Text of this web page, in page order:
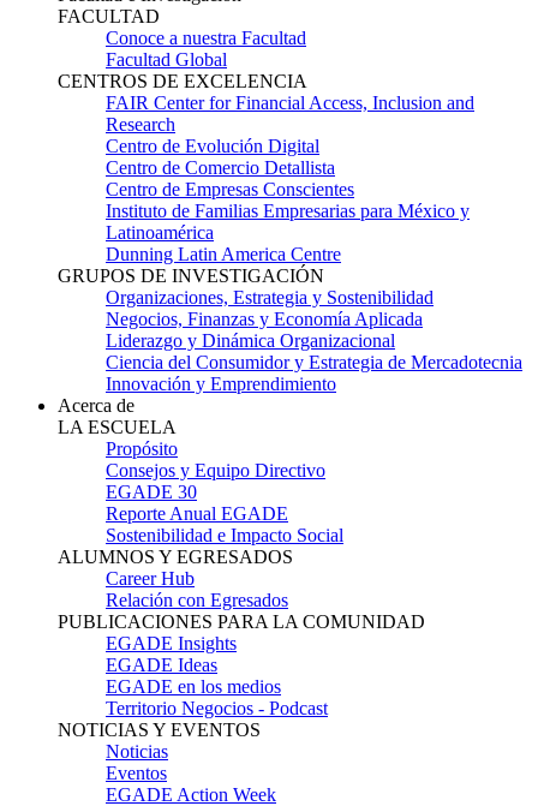
FACULTAD
Conoce a nuestra Facultad
Facultad Global
CENTROS DE EXCELENCIA
FAIR Center for Financial Access, Inclusion and
Research
Centro de Evolución Digital
Centro de Comercio Detallista
Centro de Empresas Conscientes
Instituto de Familias Empresarias para México y
Latinoamérica
Dunning Latin America Centre
GRUPOS DE INVESTIGACIÓN
Organizaciones, Estrategia y Sostenibilidad
Negocios, Finanzas y Economía Aplicada
Liderazgo y Dinámica Organizacional
Ciencia del Consumidor y Estrategia de Mercadotecnia
Innovación y Emprendimiento
Acerca de
LA ESCUELA
Propósito
Consejos y Equipo Directivo
EGADE 30
Reporte Anual EGADE
Sostenibilidad e Impacto Social
ALUMNOS Y EGRESADOS
Career Hub
Relación con Egresados
PUBLICACIONES PARA LA COMUNIDAD
EGADE Insights
EGADE Ideas
EGADE en los medios
Territorio Negocios - Podcast
NOTICIAS Y EVENTOS
Noticias
Eventos
EGADE Action Week